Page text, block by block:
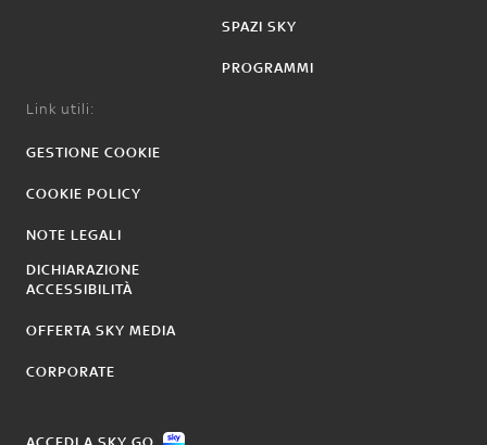
SPAZI SKY
PROGRAMMI
Link utili:
GESTIONE COOKIE
COOKIE POLICY
NOTE LEGALI
DICHIARAZIONE
ACCESSIBILITÀ
OFFERTA SKY MEDIA
CORPORATE